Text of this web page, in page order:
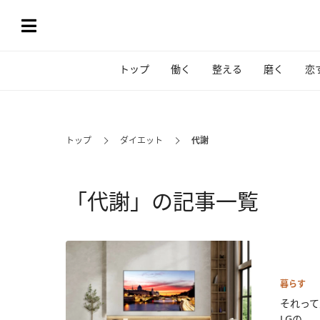
トップ 働く 整える 磨く 恋
トップ ダイエット 代謝
「代謝」の記事一覧
暮らす
それっ